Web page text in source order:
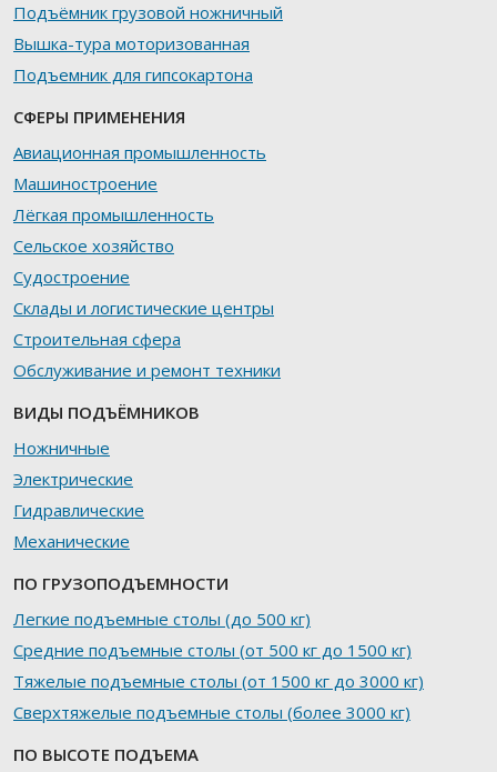
Подъёмник грузовой ножничный
Вышка-тура моторизованная
Подъемник для гипсокартона
СФЕРЫ ПРИМЕНЕНИЯ
Авиационная промышленность
Машиностроение
Лёгкая промышленность
Сельское хозяйство
Судостроение
Склады и логистические центры
Строительная сфера
Обслуживание и ремонт техники
ВИДЫ ПОДЪЁМНИКОВ
Ножничные
Электрические
Гидравлические
Механические
ПО ГРУЗОПОДЪЕМНОСТИ
Легкие подъемные столы (до 500 кг)
Средние подъемные столы (от 500 кг до 1500 кг)
Тяжелые подъемные столы (от 1500 кг до 3000 кг)
Сверхтяжелые подъемные столы (более 3000 кг)
ПО ВЫСОТЕ ПОДЪЕМА